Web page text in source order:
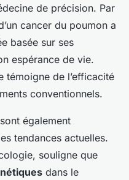
de précision. Par
cancer du poumon a
basée sur ses
espérance de vie.
témoigne de l’efficacité
conventionnels.
sont également
tendances actuelles.
souligne que
dans le